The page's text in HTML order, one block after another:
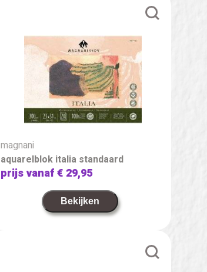
magnani
aquarelblok italia standaard
prijs vanaf€ 29,95
Bekijken